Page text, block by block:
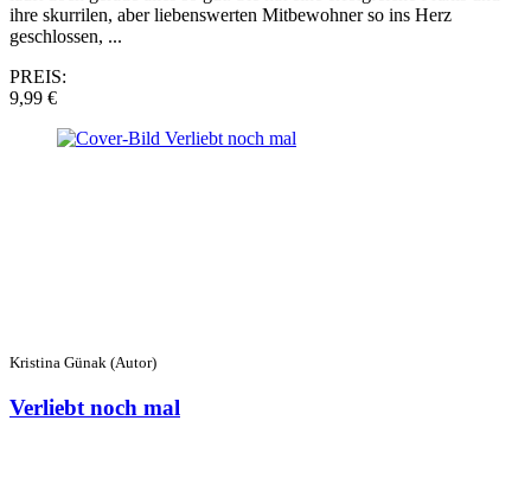
ihre skurrilen, aber liebenswerten Mitbewohner so ins Herz
geschlossen, ...
PREIS:
9,99 €
Kristina Günak (Autor)
Verliebt noch mal